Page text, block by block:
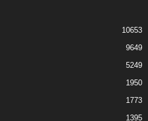
10653
9649
5249
1950
1773
1395